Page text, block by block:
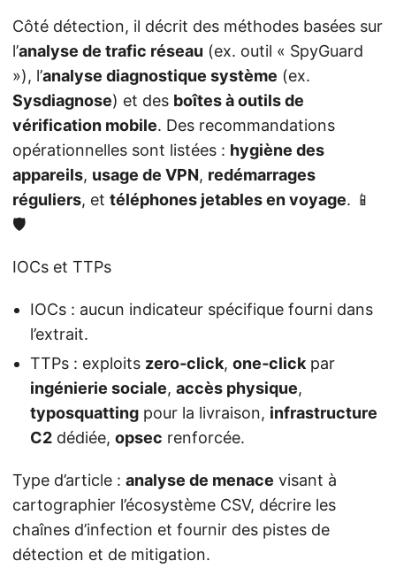
Côté détection, il décrit des méthodes basées sur
l’analyse de trafic réseau (ex. outil « SpyGuard
»), l’analyse diagnostique système (ex.
Sysdiagnose) et des boîtes à outils de
vérification mobile. Des recommandations
opérationnelles sont listées : hygiène des
appareils, usage de VPN, redémarrages
réguliers, et téléphones jetables en voyage. 📱
🛡️
IOCs et TTPs
IOCs : aucun indicateur spécifique fourni dans
l’extrait.
TTPs : exploits zero‑click, one‑clickpar
ingénierie sociale, accès physique,
typosquatting pour la livraison, infrastructure
C2 dédiée, opsec renforcée.
Type d’article : analyse de menace visant à
cartographier l’écosystème CSV, décrire les
chaînes d’infection et fournir des pistes de
détection et de mitigation.